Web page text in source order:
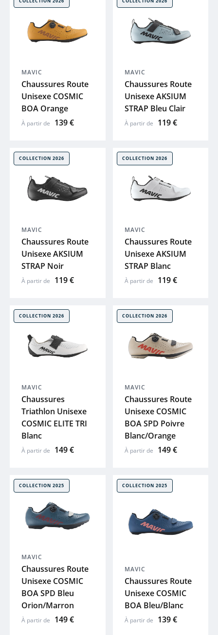
HAIBIKE
MAVIC
THULE
XLC
SKS
BRYTON
MAVIC
Chaussures Route
Unisexe COSMIC
BOA Orange
À partir de 139 €
MAVIC
Chaussures Route
Unisexe AKSIUM
STRAP Bleu Clair
À partir de 119 €
COLLECTION 2026
MAVIC
Chaussures Route
Unisexe AKSIUM
STRAP Noir
À partir de 119 €
COLLECTION 2026
MAVIC
Chaussures Route
Unisexe AKSIUM
STRAP Blanc
À partir de 119 €
COLLECTION 2026
MAVIC
Chaussures
Triathlon Unisexe
COSMIC ELITE TRI
Blanc
À partir de 149 €
COLLECTION 2026
MAVIC
Chaussures Route
Unisexe COSMIC
BOA SPD Poivre
Blanc/Orange
À partir de 149 €
COLLECTION 2025
MAVIC
Chaussures Route
Unisexe COSMIC
BOA SPD Bleu
Orion/Marron
À partir de 149 €
COLLECTION 2025
MAVIC
Chaussures Route
Unisexe COSMIC
BOA Bleu/Blanc
À partir de 139 €